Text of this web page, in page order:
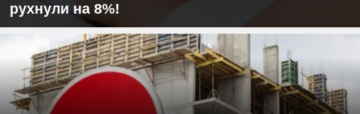
рухнули на 8%!